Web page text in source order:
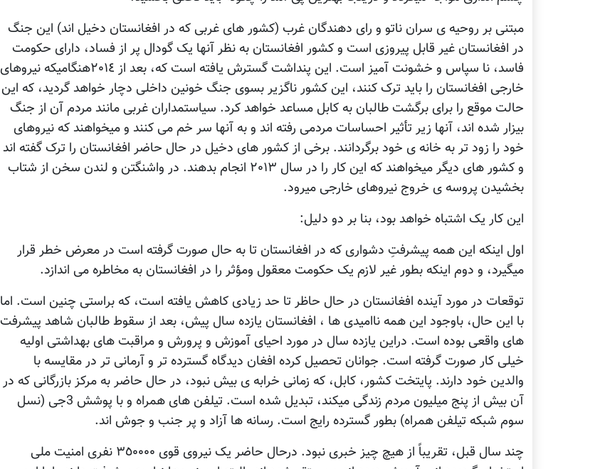
مبتنی بر روحیه ی سران ناتو و رای دهندگان غرب (کشور های غربی که در افغانستان دخیل اند) این جنگ
در افغانستان غیر قابل پیروزی است و کشور افغانستان به نظر آنها یک گودال پر از فساد، دارای حکومت
فاسد، نا سپاس و خشونت آمیز است. این پنداشت گسترش یافته است که، بعد از ٢٠١٤هنگامیکه نیروهای
خارجی افغانستان را باید ترک کنند، این کشور ناگزیر بسوی جنگ خونین داخلی دچار خواهد گردید، که این
حالت موقع را برای برگشت طالبان به کابل مساعد خواهد کرد. سیاستمداران غربی مانند مردم آن از جنگ
بیزار شده اند، آنها زیر تأثیر احساسات مردمی رفته اند و به آنها سر خم می کنند و میخواهند که نیروهای
خود را زود تر به خانه ی خود برگردانند. برخی از کشور های دخیل در حال حاضر افغانستان را ترک گفته اند
و کشور های دیگر میخواهند که این کار را در سال ٢٠١٣ انجام بدهند. در واشنگتن و لندن سخن از شتاب
بخشیدن پروسه ی خروج نیروهای خارجی میرود.
این کار یک اشتباه خواهد بود، بنا بر دو دلیل:
اول اینکه این همه پیشرفتِ دشواری که در افغانستان تا به حال صورت گرفته است در معرض خطر قرار
میگیرد، و دوم اینکه بطور غیر لازم یک حکومت معقول ومؤثر را در افغانستان به مخاطره می اندازد.
توقعات در مورد آینده افغانستان در حال حاظر تا حد زیادی کاهش یافته است، که براستی چنین است. اما
با این حال، باوجود این همه ناامیدی ها ، افغانستان یازده سال پیش، بعد از سقوط طالبان شاهد پیشرفت
های واقعی بوده است. دراین یازده سال در مورد احیای آموزش و پرورش و مراقبت های بهداشتی اولیه
خیلی کار صورت گرفته است. جوانان تحصیل کرده افغان دیدگاه گسترده تر و آرمانی تر در مقایسه با
والدین خود دارند. پایتخت کشور، کابل، که زمانی خرابه ی بیش نبود، در حال حاضر به مرکز بازرگانی که در
آن بیش از پنج میلیون مردم زندگی میکند، تبدیل شده است. تیلفن های همراه و با پوشش 3جی (نسل
سوم شبکه تیلفن همراه) بطور گسترده رایج است. رسانه ها آزاد و پر جنب و جوش اند.
چند سال قبل، تقریباً از هیچ چیز خبری نبود. درحال حاضر یک نیروی قوی ٣٥٠٠٠٠ نفری امنیت ملی